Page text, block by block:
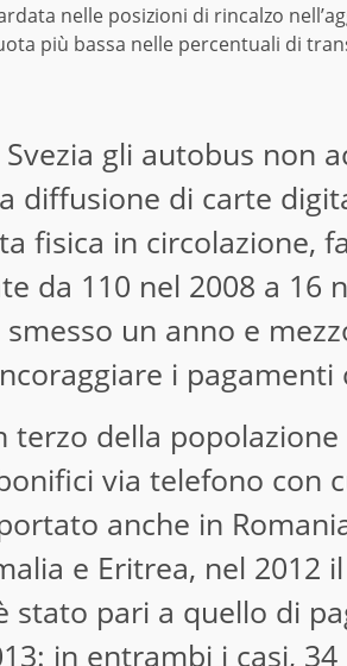
nelle posizioni di rincalzo
più bassa nelle percentuali di
Svezia gli autobus non
diffusione di carte
fisica in circolazione,
da 110 nel 2008 a 16
un anno e
i pagamenti
terzo della
via telefono con
anche in
e Eritrea, nel 2012
stato pari a quello di
in entrambi i casi,